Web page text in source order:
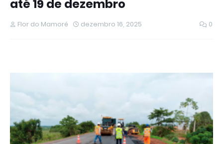
até 19 de dezembro
Flor do Mamoré dezembro 16, 2025 0